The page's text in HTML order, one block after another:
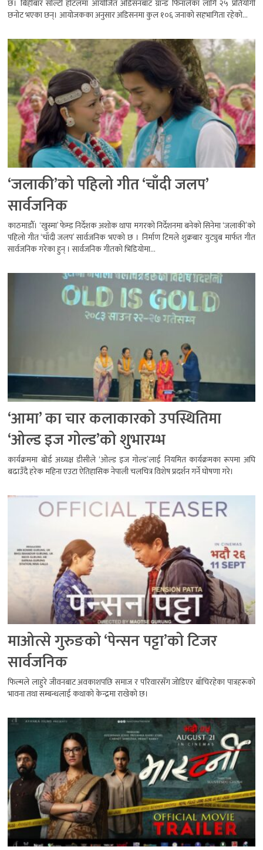
छ। बिहीबार सोल्टी होटलमा आयोजित अडिसनबाट ग्रान्ड फिनालेका लागि २५ प्रतियोगी
छनोट भएका छन्। आयोजकका अनुसार अडिसनमा कुल १०६ जनाको सहभागिता रहेको...
‘जलाकी’को पहिलो गीत ‘चाँदी जलप’
सार्वजनिक
काठमाडौँ। ‘खुस्मा’ फेम्ड निर्देशक अशोक थापा मगरको निर्देशनमा बनेको सिनेमा ‘जलाकी’को
पहिलो गीत ‘चाँदी जलप’ सार्वजनिक भएको छ । निर्माण टिमले शुक्रबार युट्युब मार्फत गीत
सार्वजनिक गरेका हुन् । सार्वजनिक गीतको भिडियोमा...
‘आमा’ का चार कलाकारको उपस्थितिमा
‘ओल्ड इज गोल्ड’को शुभारम्भ
कार्यक्रममा बोर्ड अध्यक्ष डीसीले ‘ओल्ड इज गोल्ड’लाई नियमित कार्यक्रमका रूपमा अघि
बढाउँदै हरेक महिना एउटा ऐतिहासिक नेपाली चलचित्र विशेष प्रदर्शन गर्ने घोषणा गरे।
माओत्से गुरुङको ‘पेन्सन पट्टा’को टिजर
सार्वजनिक
फिल्मले लाहुरे जीवनबाट अवकाशपछि समाज र परिवारसँग जोडिएर बाँचिरहेका पात्रहरूको
भावना तथा सम्बन्धलाई कथाको केन्द्रमा राखेको छ।